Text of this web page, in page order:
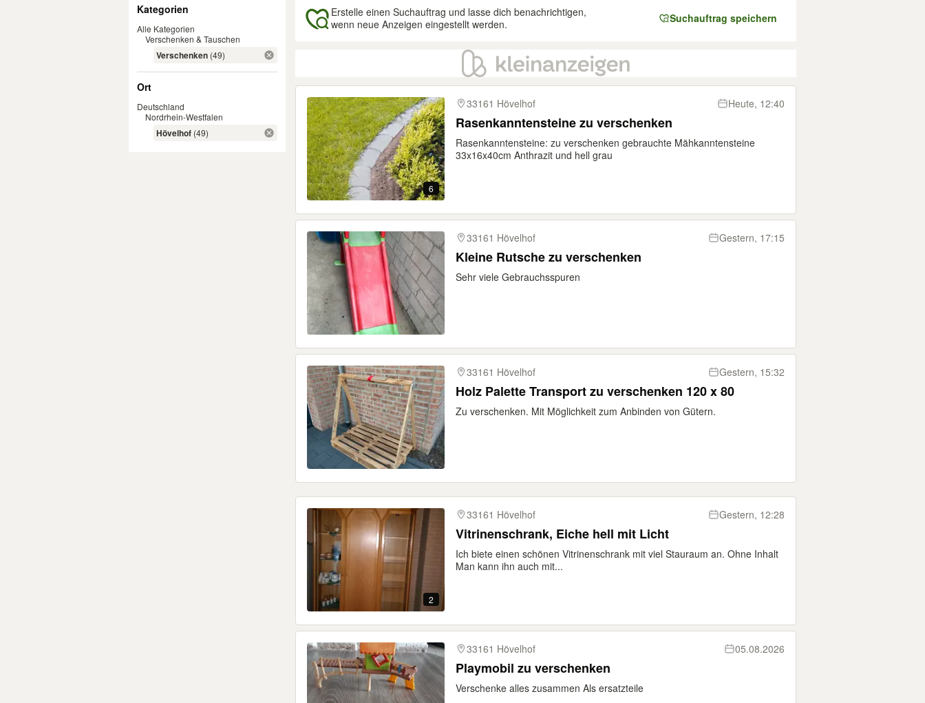
Kategorien
Alle Kategorien
Verschenken & Tauschen
Verschenken (49)
Ort
Deutschland
Nordrhein-Westfalen
Hövelhof (49)
Erstelle einen Suchauftrag und lasse dich benachrichtigen,
wenn neue Anzeigen eingestellt werden.
Suchauftrag speichern
Ergebnisse
6
33161 Hövelhof Heute, 12:40
Rasenkanntensteine zu verschenken
Rasenkanntensteine: zu verschenken gebrauchte Mähkanntensteine
33x16x40cm Anthrazit und hell grau
33161 Hövelhof Gestern, 17:15
Kleine Rutsche zu verschenken
Sehr viele Gebrauchsspuren
33161 Hövelhof Gestern, 15:32
Holz Palette Transport zu verschenken 120 x 80
Zu verschenken. Mit Möglichkeit zum Anbinden von Gütern.
2
33161 Hövelhof Gestern, 12:28
Vitrinenschrank, Eiche hell mit Licht
Ich biete einen schönen Vitrinenschrank mit viel Stauraum an. Ohne Inhalt
Man kann ihn auch mit...
33161 Hövelhof 05.08.2026
Playmobil zu verschenken
Verschenke alles zusammen Als ersatzteile